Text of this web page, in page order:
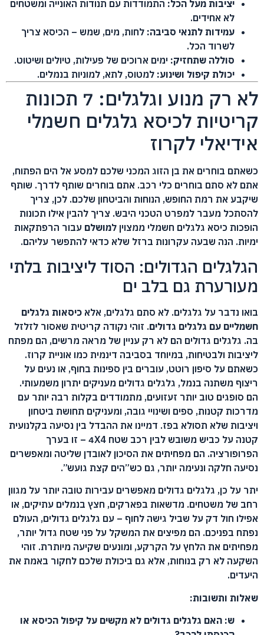
יציבות מעל הכל: התמודדות עם תנודות האונייה ומשטחים
לא אחידים.
עמידות לתנאי סביבה: לחות, מים, שמש – הכיסא צריך
לשרוד הכל.
סוללה שתחזיק: ימים ארוכים של פעילות, טיולים ושיטוט.
יכולת קיפול ושינוע: למטוס, לתא, למוניות בנמלים.
לא רק מנוע וגלגלים: 7 תכונות
קריטיות לכיסא גלגלים חשמלי
אידיאלי לקרוז
כשאתם בוחרים את בן הזוג המכני שלכם למסע אל הים הפתוח,
אתם לא סתם בוחרים כלי רכב. אתם בוחרים שותף לדרך. שותף
שיקבע את רמת החופש, הנוחות והביטחון שלכם. לכן, צריך
להסתכל מעבר למפרט הטכני היבש. צריך להבין אילו תכונות
הופכות כיסא גלגלים חשמלי ממצוין למושלם עבור הרפתקאות
ימיות. הנה שבעה עקרונות ברזל שלא כדאי להתפשר עליהם.
הגלגלים הגדולים: הסוד ליציבות בלתי
מעורערת גם בלב ים
בואו נדבר על גלגלים. לא סתם גלגלים, אלא כיסאות גלגלים
חשמליים עם גלגלים גדולים. זוהי נקודה קריטית שאסור לזלזל
בה. גלגלים גדולים הם לא רק עניין של מראה מרשים, הם מפתח
ליציבות ולבטיחות, במיוחד בסביבה דינמית כמו אוניית קרוז.
כשאתם על סיפון רוטט, עוברים בין ספינות בחוף, או נעים על
ריצוף משתנה בנמל, גלגלים גדולים מעניקים יתרון משמעותי.
הם סופגים טוב יותר זעזועים, מתמודדים בקלות רבה יותר עם
מדרכות קטנות, ספים ושינויי גובה, ומעניקים תחושת ביטחון
ויציבות שלא תסולא בפז. דמיינו את ההבדל בין נסיעה בקלנועית
קטנה על כביש משובש לבין רכב שטח 4X4 – זו בערך
הפרופורציה. הם מפחיתים את הסיכון לאובדן שליטה ומאפשרים
נסיעה חלקה ונעימה יותר, גם כש”הים קצת גועש”.
יתר על כן, גלגלים גדולים מאפשרים עבירות טובה יותר על מגוון
רחב של משטחים. מדשאות בפארקים, חצץ בנמלים עתיקים, או
אפילו חול דק על שביל גישה לחוף – עם גלגלים גדולים, העולם
נפתח בפניכם. הם מפיצים את המשקל על פני שטח גדול יותר,
מפחיתים את הלחץ על הקרקע, ומונעים שקיעה מיותרת. זוהי
השקעה לא רק בנוחות, אלא גם ביכולת שלכם לחקור באמת את
היעדים.
שאלות ותשובות:
ש: האם גלגלים גדולים לא מקשים על קיפול הכיסא או